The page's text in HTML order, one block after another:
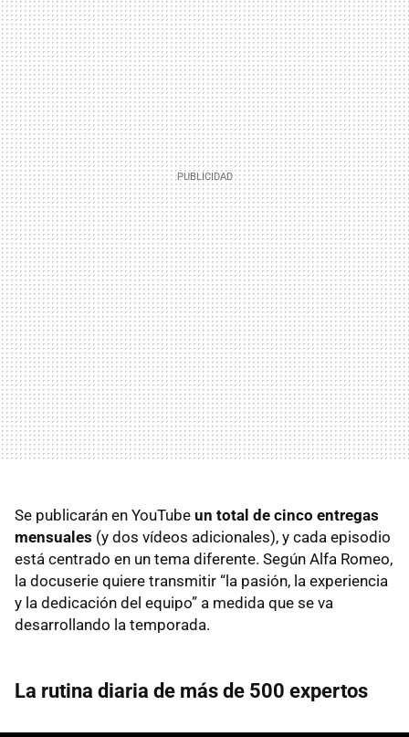
Se publicarán en YouTube un total de cinco entregas
mensuales (y dos vídeos adicionales), y cada episodio
está centrado en un tema diferente. Según Alfa Romeo,
la docuserie quiere transmitir “la pasión, la experiencia
y la dedicación del equipo” a medida que se va
desarrollando la temporada.
La rutina diaria de más de 500 expertos